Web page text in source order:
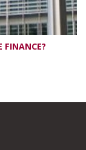
FINANCE?